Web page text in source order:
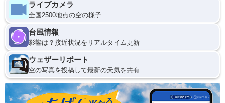
ライブカメラ
全国2500地点の空の様子
台風情報
影響は？接近状況をリアルタイム更新
ウェザーリポート
空の写真を投稿して最新の天気を共有